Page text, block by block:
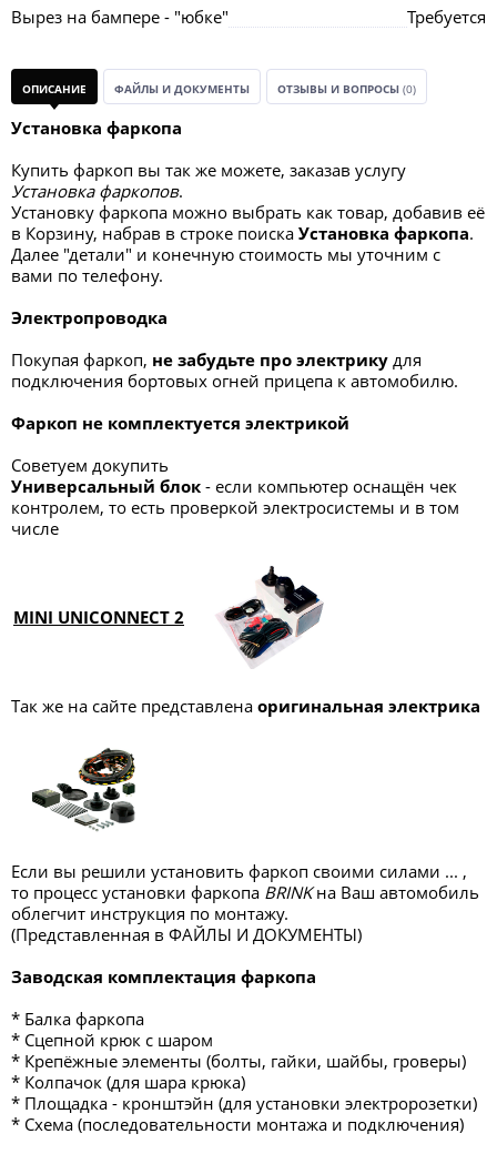
Вырез на бампере - "юбке"
Требуется
ОПИСАНИЕ ФАЙЛЫ И ДОКУМЕНТЫ ОТЗЫВЫ И ВОПРОСЫ (0)
Установка фаркопа
Купить фаркоп вы так же можете, заказав услугу
Установка фаркопов.
Установку фаркопа можно выбрать как товар, добавив её
в Корзину, набрав в строке поиска Установка фаркопа.
Далее "детали" и конечную стоимость мы уточним с
вами по телефону.
Электропроводка
Покупая фаркоп, не забудьте про электрику для
подключения бортовых огней прицепа к автомобилю.
Фаркоп не комплектуется электрикой
Советуем докупить
Универсальный блок - если компьютер оснащён чек
контролем, то есть проверкой электросистемы и в том
числе
MINI UNICONNECT 2
Так же на сайте представлена оригинальная электрика
Если вы решили установить фаркоп своими силами ... ,
то процесс установки фаркопа BRINKна Ваш автомобиль
облегчит инструкция по монтажу.
(Представленная в ФАЙЛЫ И ДОКУМЕНТЫ)
Заводская комплектация фаркопа
* Балка фаркопа
* Сцепной крюк с шаром
* Крепёжные элементы (болты, гайки, шайбы, гроверы)
* Колпачок (для шара крюка)
* Площадка - кронштэйн (для установки электророзетки)
* Схема (последовательности монтажа и подключения)